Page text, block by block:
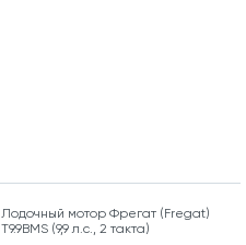
Лодочный мотор Фрегат (Fregat)
Т9.9ВМS (9,9 л.с., 2 такта)